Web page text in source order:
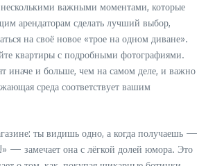
несколькими важными моментами, которые
арендаторам сделать лучший выбор,
на своё новое «трое на одном диване».
квартиры с подробными фотографиями.
иначе и больше, чем на самом деле, и важно
среда соответствует вашим
ты видишь одно, а когда получаешь —
— замечает она с лёгкой долей юмора. Это